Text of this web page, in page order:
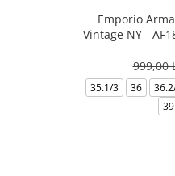
Emporio
Vintage NY -
999,00
35.1/3 36